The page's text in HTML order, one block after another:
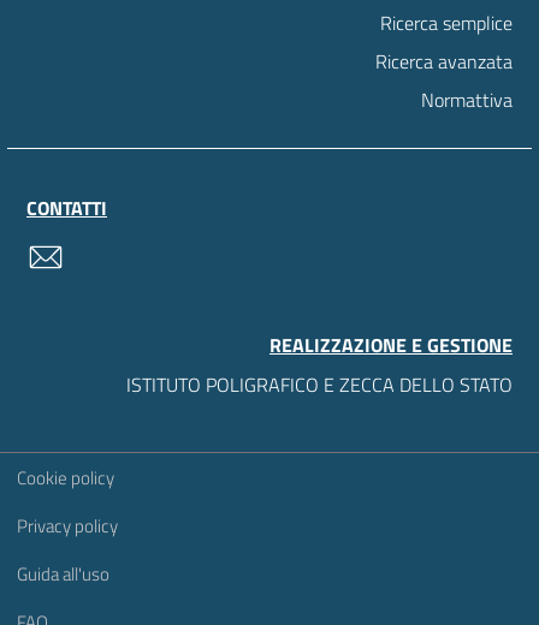
Ricerca semplice
Ricerca avanzata
Normattiva
CONTATTI
REALIZZAZIONE E GESTIONE
ISTITUTO POLIGRAFICO E ZECCA DELLO STATO
Sezione Link Utili
Cookie policy
Privacy policy
Guida all'uso